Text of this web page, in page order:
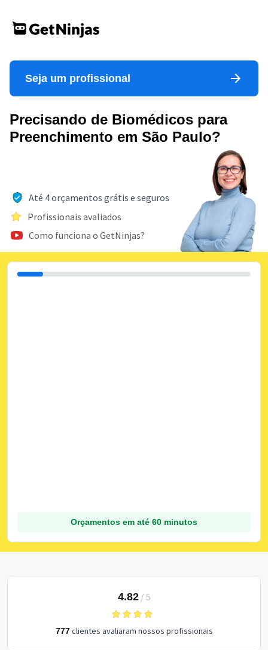
Seja um profissional
Precisando de Biomédicos para
Preenchimento em São Paulo?
Até 4 orçamentos grátis e seguros
Profissionais avaliados
Como funciona o GetNinjas?
Orçamentos em até 60 minutos
4.82/ 5
777clientes avaliaram nossos profissionais